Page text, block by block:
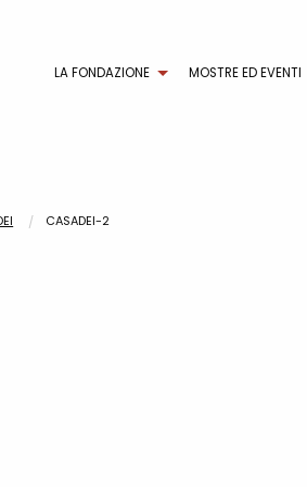
LA FONDAZIONE MOSTRE ED EVENTI
CASADEI-2